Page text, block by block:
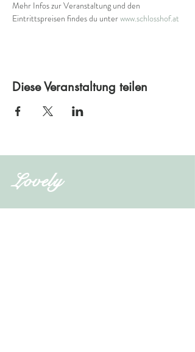
Mehr Infos zur Veranstaltung und den
Eintrittspreisen findes du unter www.schlosshof.at
Diese Veranstaltung teilen
Lovely